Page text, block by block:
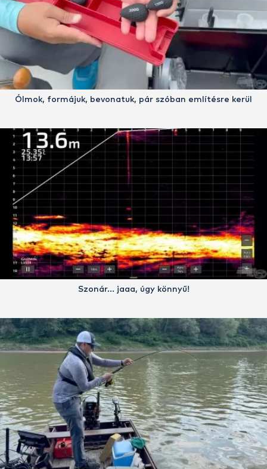
Ólmok, formájuk, bevonatuk, pár szóban említésre kerül
Szonár… jaaa, úgy könnyű!